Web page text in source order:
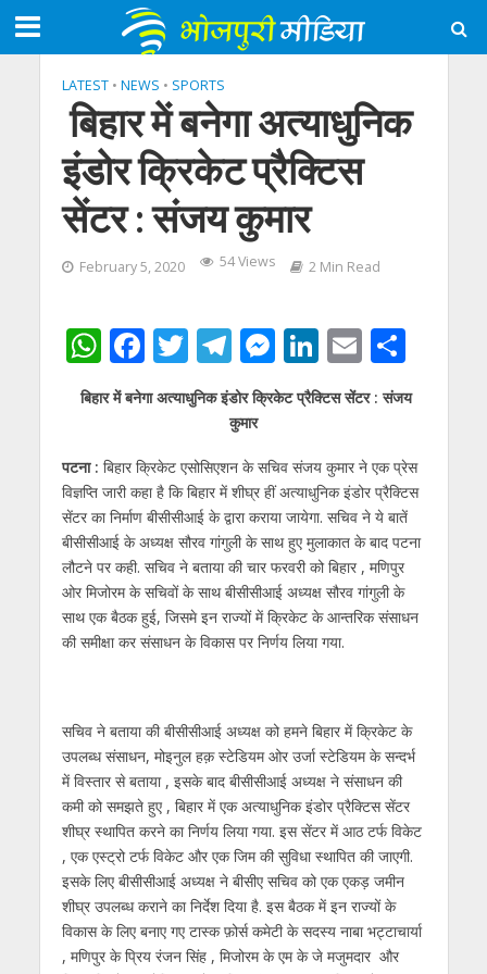
LATEST • NEWS • SPORTS
बिहार में बनेगा अत्याधुनिक
इंडोर क्रिकेट प्रैक्टिस
सेंटर : संजय कुमार
February 5, 2020 54 Views 2 Min Read
W
h
at
s
A
p
p
F
ac
e
b
o
o
k
T
w
itt
er
T
el
e
gr
a
m
M
e
ss
e
n
g
er
Li
n
k
dI
n
E
m
ai
l
S
h
ar
e
बिहार में बनेगा अत्याधुनिक इंडोर क्रिकेट प्रैक्टिस सेंटर : संजय
कुमार
पटना : बिहार क्रिकेट एसोसिएशन के सचिव संजय कुमार ने एक प्रेस
विज्ञप्ति जारी कहा है कि बिहार में शीघ्र हीं अत्याधुनिक इंडोर प्रैक्टिस
सेंटर का निर्माण बीसीसीआई के द्वारा कराया जायेगा. सचिव ने ये बातें
बीसीसीआई के अध्यक्ष सौरव गांगुली के साथ हुए मुलाकात के बाद पटना
लौटने पर कही. सचिव ने बताया की चार फरवरी को बिहार , मणिपुर
ओर मिजोरम के सचिवों के साथ बीसीसीआई अध्यक्ष सौरव गांगुली के
साथ एक बैठक हुई, जिसमे इन राज्यों में क्रिकेट के आन्तरिक संसाधन
की समीक्षा कर संसाधन के विकास पर निर्णय लिया गया.
सचिव ने बताया की बीसीसीआई अध्यक्ष को हमने बिहार में क्रिकेट के
उपलब्ध संसाधन, मोइनुल हक़ स्टेडियम ओर उर्जा स्टेडियम के सन्दर्भ
में विस्तार से बताया , इसके बाद बीसीसीआई अध्यक्ष ने संसाधन की
कमी को समझते हुए , बिहार में एक अत्याधुनिक इंडोर प्रैक्टिस सेंटर
शीघ्र स्थापित करने का निर्णय लिया गया. इस सेंटर में आठ टर्फ विकेट
, एक एस्ट्रो टर्फ विकेट और एक जिम की सुविधा स्थापित की जाएगी.
इसके लिए बीसीसीआई अध्यक्ष ने बीसीए सचिव को एक एकड़ जमीन
शीघ्र उपलब्ध कराने का निर्देश दिया है. इस बैठक में इन राज्यों के
विकास के लिए बनाए गए टास्क फ़ोर्स कमेटी के सदस्य नाबा भट्टाचार्या
, मणिपुर के प्रिय रंजन सिंह , मिजोरम के एम के जे मजुमदार और